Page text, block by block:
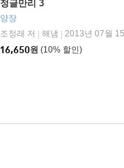
정글만리 3
양장
조정래 저
해냄
2013년 07월
16,650원 (10% 할인)